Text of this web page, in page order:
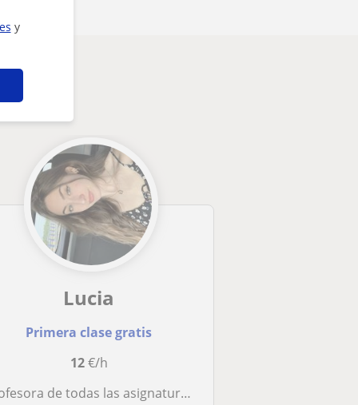
y
Lucia
Primera clase gratis
12€/h
de todas las asignaturas para ESO y Primaria